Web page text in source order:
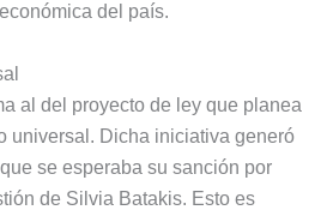
del país.
al del proyecto de ley que planea
universal. Dicha iniciativa generó
se esperaba su sanción por
de Silvia Batakis. Esto es